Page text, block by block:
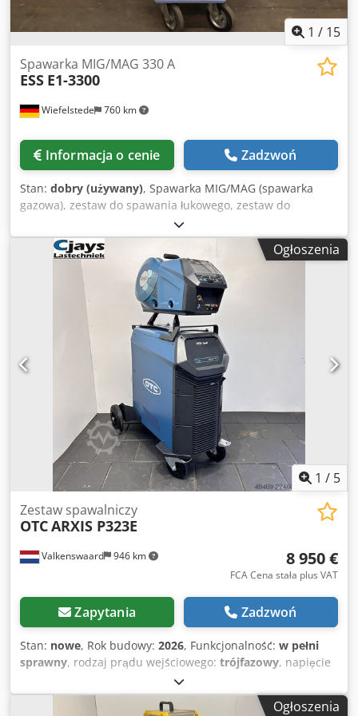
1 / 15
Wiefelstede 760 km
Spawarka MIG/MAG 330 A
ESS E1-3300
Informacja o cenie Zadzwoń
Stan: dobry (używany), Spawarka MIG/MAG (spawarka
gazowa), zestaw do spawania łukowego, zestaw do
spawania MIG/MAG, spawarka pulsacyjna, spawarka
inwertorowa, spawarka impulsowa - Producent: Ess,
spawarka MIG-MAG - Typ: E1-3300 - Maksymalna moc
spawania: 330 A - Wyposażenie: chłodzona cieczą, zdalne
sterowanie Dsdpfx Aszrt E Uscdjck - Akcesoria: zestaw
przewodów, kabel masy – patrz zdjęcia - Wymiary:
1020/520/H980 mm - Waga: 116 kg
Ogłoszenia
1 / 5
Valkenswaard 946 km
Zestaw spawalniczy
OTCARXIS P323E
8 950 €
FCA Cena stała plus VAT
Zapytania Zadzwoń
Stan: nowe, Rok budowy: 2026, Funkcjonalność: w pełni
sprawny, rodzaj prądu wejściowego: trójfazowy, napięcie
, długość przewodu uziemiającego:
mm, rodzaj chłodzenia:woda, długość pakietu węży:
, prąd spawania przy cyklu pracy 60%:320 A,
Ogłoszenia